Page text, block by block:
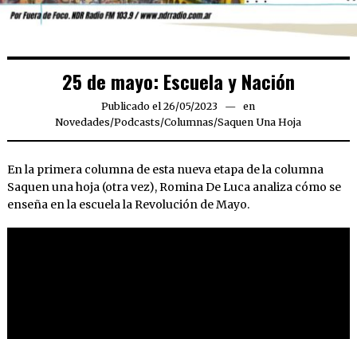
25 de mayo: Escuela y Nación
Publicado el 26/05/2023 18/09/2023
en
Novedades/Podcasts/Columnas/Saquen Una Hoja
En la primera columna de esta nueva etapa de la columna
Saquen una hoja (otra vez), Romina De Luca analiza cómo se
enseña en la escuela la Revolución de Mayo.